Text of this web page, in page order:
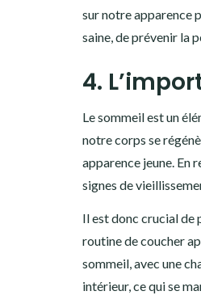
sur notre apparence
saine, de prévenir la
4.
Le sommeil est un
notre corps se
apparence jeune. En
signes de
Il est donc crucial de
routine de coucher
sommeil, avec une
intérieur, ce qui se